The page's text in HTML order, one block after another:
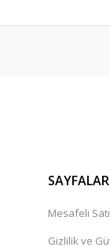
SAYFALAR
Mesafeli
Gizlilik ve